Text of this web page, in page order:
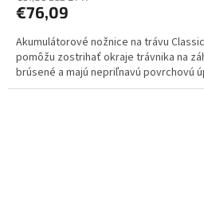
€76,09
Akumulátorové nožnice na trávu
pomôžu zostrihať okraje trávnika na
brúsené a majú nepriľnavú povrchovú